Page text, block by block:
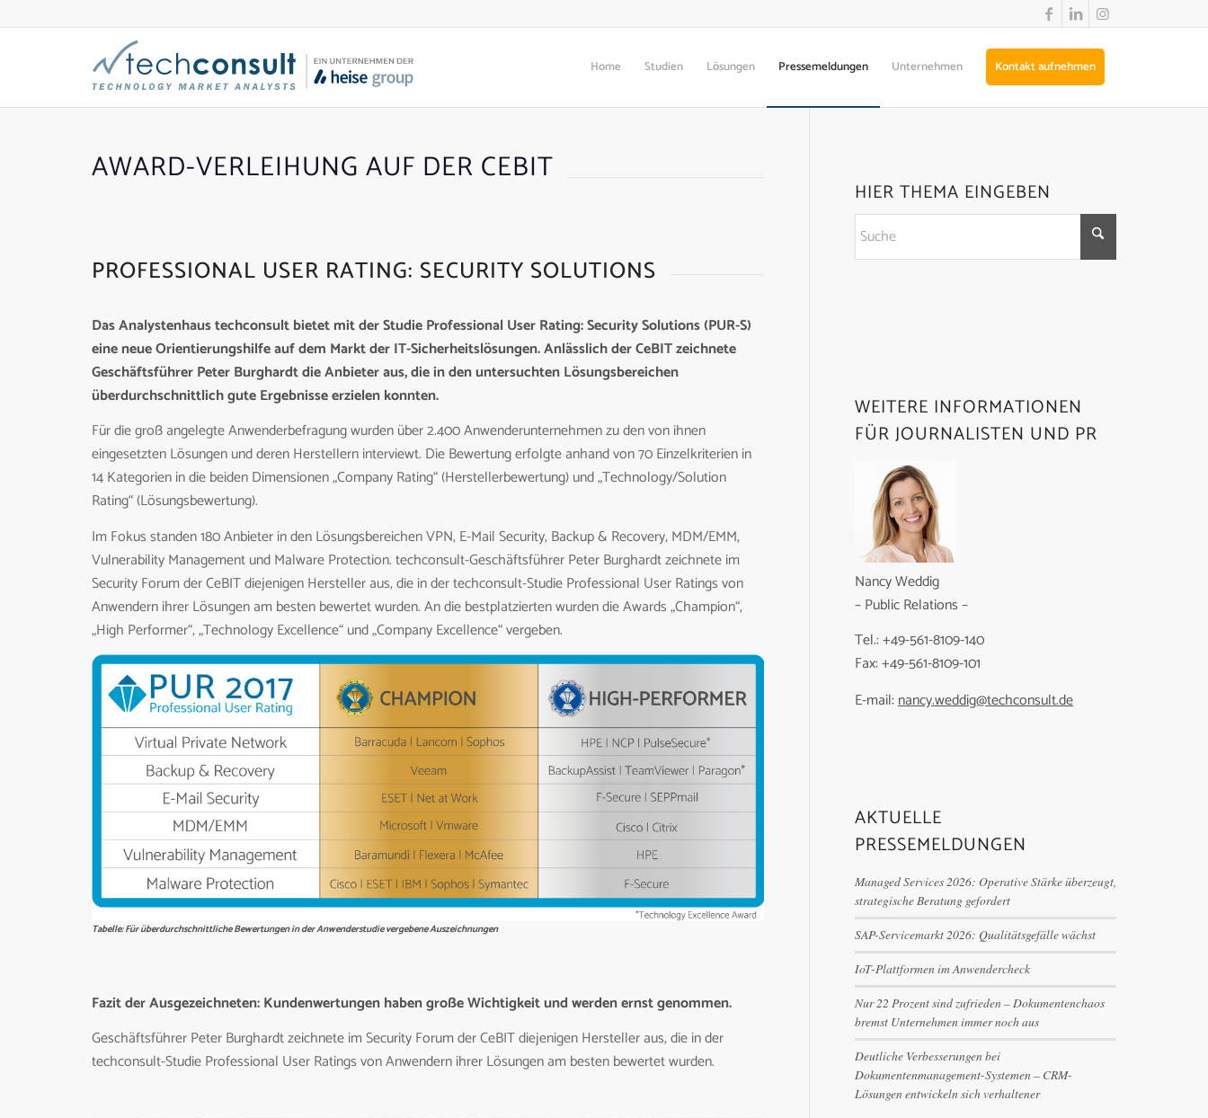
Home Studien Lösungen Pressemeldungen Unternehmen Kontakt aufnehmen
AWARD-VERLEIHUNG AUF DER CEBIT
PROFESSIONAL USER RATING: SECURITY SOLUTIONS
Das Analystenhaus techconsult bietet mit der Studie Professional User Rating: Security Solutions (PUR-S)
eine neue Orientierungshilfe auf dem Markt der IT-Sicherheitslösungen. Anlässlich der CeBIT zeichnete
Geschäftsführer Peter Burghardt die Anbieter aus, die in den untersuchten Lösungsbereichen
überdurchschnittlich gute Ergebnisse erzielen konnten.
Für die groß angelegte Anwenderbefragung wurden über 2.400 Anwenderunternehmen zu den von ihnen
eingesetzten Lösungen und deren Herstellern interviewt. Die Bewertung erfolgte anhand von 70 Einzelkriterien in
14 Kategorien in die beiden Dimensionen „Company Rating“ (Herstellerbewertung) und „Technology/Solution
Rating“ (Lösungsbewertung).
Im Fokus standen 180 Anbieter in den Lösungsbereichen VPN, E-Mail Security, Backup & Recovery, MDM/EMM,
Vulnerability Management und Malware Protection. techconsult-Geschäftsführer Peter Burghardt zeichnete im
Security Forum der CeBIT diejenigen Hersteller aus, die in der techconsult-Studie Professional User Ratings von
Anwendern ihrer Lösungen am besten bewertet wurden. An die bestplatzierten wurden die Awards „Champion“,
„High Performer“, „Technology Excellence“ und „Company Excellence“ vergeben.
Tabelle: Für überdurchschnittliche Bewertungen in der Anwenderstudie vergebene Auszeichnungen
Fazit der Ausgezeichneten: Kundenwertungen haben große Wichtigkeit und werden ernst genommen.
Geschäftsführer Peter Burghardt zeichnete im Security Forum der CeBIT diejenigen Hersteller aus, die in der
techconsult-Studie Professional User Ratings von Anwendern ihrer Lösungen am besten bewertet wurden.
HIER THEMA EINGEBEN
WEITERE INFORMATIONEN
FÜR JOURNALISTEN UND PR
Nancy Weddig
– Public Relations –
Tel.: +49-561-8109-140
Fax: +49-561-8109-101
E-mail:nancy.weddig@techconsult.de
AKTUELLE
PRESSEMELDUNGEN
Managed Services 2026: Operative Stärke überzeugt,
strategische Beratung gefordert
SAP-Servicemarkt 2026: Qualitätsgefälle wächst
IoT-Plattformen im Anwendercheck
Nur 22 Prozent sind zufrieden – Dokumentenchaos
bremst Unternehmen immer noch aus
Deutliche Verbesserungen bei
Dokumentenmanagement-Systemen – CRM-
Lösungen entwickeln sich verhaltener